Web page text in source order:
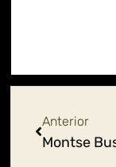
Anterior